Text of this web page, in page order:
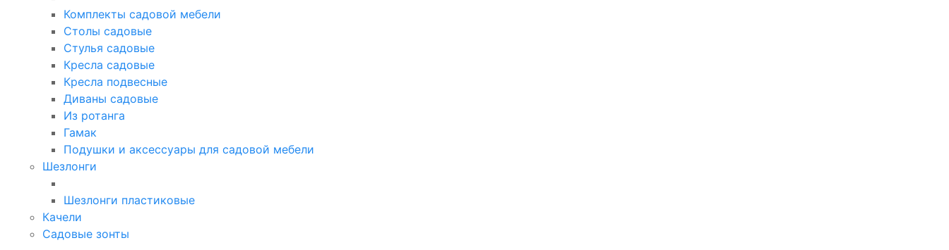
Комплекты садовой мебели
Столы садовые
Стулья садовые
Кресла садовые
Кресла подвесные
Диваны садовые
Из ротанга
Гамак
Подушки и аксессуары для садовой мебели
Шезлонги
Шезлонги пластиковые
Качели
Садовые зонты